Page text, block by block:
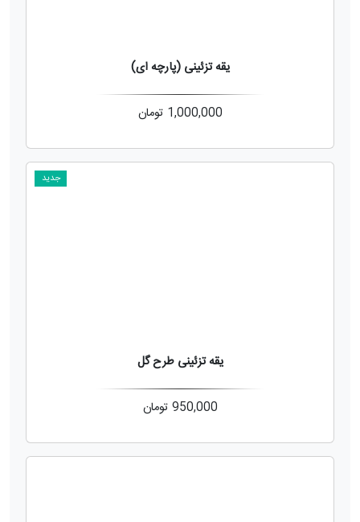
یقه تزئینی (پارچه ای)
1,000,000 تومان
جدید
یقه تزئینی طرح گل
950,000 تومان